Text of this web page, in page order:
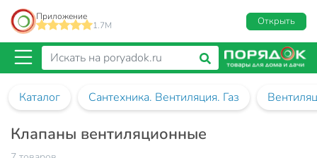
Приложение
1.7M
Открыть
Каталог Сантехника. Вентиляция. Газ
Клапаны вентиляционные